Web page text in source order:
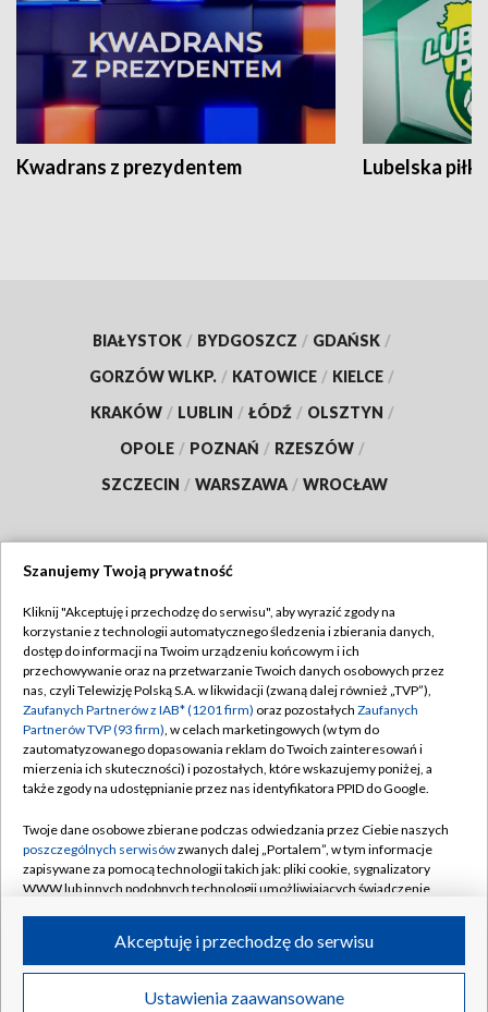
Kwadrans z prezydentem Lubelska piłka
BIAŁYSTOK / BYDGOSZCZ / GDAŃSK /
GORZÓW WLKP. / KATOWICE / KIELCE /
KRAKÓW / LUBLIN / ŁÓDŹ / OLSZTYN /
OPOLE / POZNAŃ / RZESZÓW /
SZCZECIN / WARSZAWA / WROCŁAW
TVP
Abonament TVP
Emisja w TVP
Centrum informacji TVP
Naziemna Telewizja Cyfrowa
Rada Programowa
System NOS
Informacje o nadawcy
Program dla prasy
Regulamin TVP
Polityka prywatności
Moje zgody
Pomoc
Kontakt
Kanały
©2026 Telewizja Polska S.A. w likwidacji
Szanujemy Twoją prywatność
Kliknij "Akceptuję i przechodzę do serwisu", aby wyrazić zgody na
korzystanie z technologii automatycznego śledzenia i zbierania danych,
dostęp do informacji na Twoim urządzeniu końcowym i ich
przechowywanie oraz na przetwarzanie Twoich danych osobowych przez
nas, czyli Telewizję Polską S.A. w likwidacji (zwaną dalej również „TVP”),
Zaufanych Partnerów z IAB* (1201 firm) oraz pozostałych Zaufanych
Partnerów TVP (93 firm), w celach marketingowych (w tym do
zautomatyzowanego dopasowania reklam do Twoich zainteresowań i
mierzenia ich skuteczności) i pozostałych, które wskazujemy poniżej, a
także zgody na udostępnianie przez nas identyfikatora PPID do Google.
Twoje dane osobowe zbierane podczas odwiedzania przez Ciebie naszych
poszczególnych serwisówzwanych dalej „Portalem”, w tym informacje
zapisywane za pomocą technologii takich jak: pliki cookie, sygnalizatory
WWW lub innych podobnych technologii umożliwiających świadczenie
ruchu w Internecie.
Twoje dane osobowe zbierane podczas odwiedzania przez Ciebie
poszczególnych serwisówna Portalu, takie jak adresy IP, identyfikatory
Ustawienia zaawansowane
Akceptuję i przechodzę do serwisu